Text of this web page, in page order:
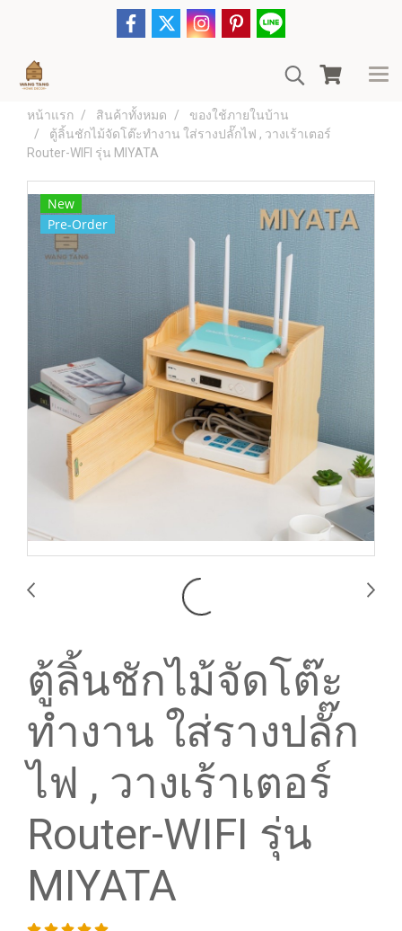
หน้าแรก สินค้าทั้งหมด
ของใช้ภายในบ้าน
ตู้ลิ้นชักไม้จัดโต๊ะทำงาน ใส่รางปลั๊กไฟ , วางเร้าเตอร์
Router-WIFI รุ่น MIYATA
New
Pre-Order
ตู้ลิ้นชักไม้จัดโต๊ะ
ทำงาน ใส่รางปลั๊ก
ไฟ , วางเร้าเตอร์
Router-WIFI รุ่น
MIYATA